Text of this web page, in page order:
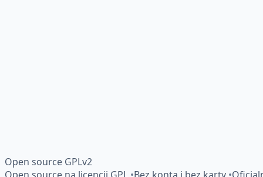
Open source GPLv2